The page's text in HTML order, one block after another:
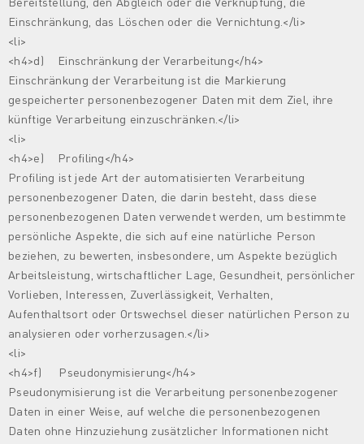
Einschränkung, das Löschen oder die Vernichtung.</li>
<li>
<h4>d) Einschränkung der Verarbeitung</h4>
Einschränkung der Verarbeitung ist die Markierung
gespeicherter personenbezogener Daten mit dem Ziel, ihre
künftige Verarbeitung einzuschränken.</li>
<li>
<h4>e) Profiling</h4>
Profiling ist jede Art der automatisierten Verarbeitung
personenbezogener Daten, die darin besteht, dass diese
personenbezogenen Daten verwendet werden, um bestimmte
persönliche Aspekte, die sich auf eine natürliche Person
beziehen, zu bewerten, insbesondere, um Aspekte bezüglich
Arbeitsleistung, wirtschaftlicher Lage, Gesundheit, persönlicher
Vorlieben, Interessen, Zuverlässigkeit, Verhalten,
Aufenthaltsort oder Ortswechsel dieser natürlichen Person zu
analysieren oder vorherzusagen.</li>
<li>
<h4>f) Pseudonymisierung</h4>
Pseudonymisierung ist die Verarbeitung personenbezogener
Daten in einer Weise, auf welche die personenbezogenen
Daten ohne Hinzuziehung zusätzlicher Informationen nicht